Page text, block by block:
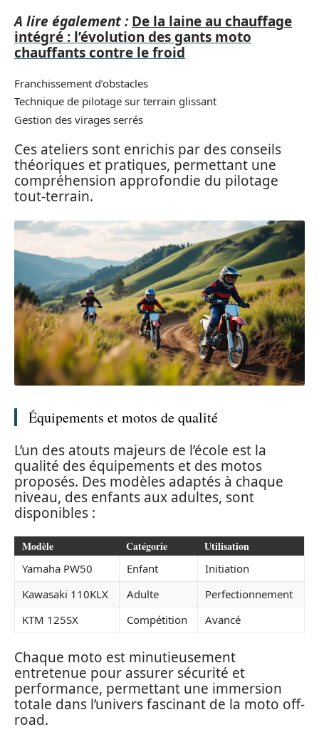
A lire également : De la laine au chauffage
intégré : l’évolution des gants moto
chauffants contre le froid
Franchissement d’obstacles
Technique de pilotage sur terrain glissant
Gestion des virages serrés
Ces ateliers sont enrichis par des conseils
théoriques et pratiques, permettant une
compréhension approfondie du pilotage
tout-terrain.
Équipements et motos de qualité
L’un des atouts majeurs de l’école est la
qualité des équipements et des motos
proposés. Des modèles adaptés à chaque
niveau, des enfants aux adultes, sont
disponibles :
Modèle Catégorie Utilisation
Yamaha PW50 Enfant
Initiation
Kawasaki 110KLX
Adulte
Perfectionnement
KTM 125SX
Compétition Avancé
Chaque moto est minutieusement
entretenue pour assurer sécurité et
performance, permettant une immersion
totale dans l’univers fascinant de la moto off-
road.